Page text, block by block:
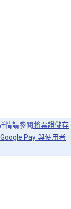
情請參閱將票證儲存
Pay 與使用者